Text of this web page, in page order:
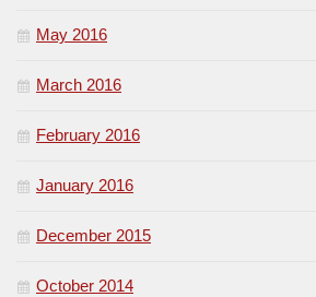
May 2016
March 2016
February 2016
January 2016
December 2015
October 2014